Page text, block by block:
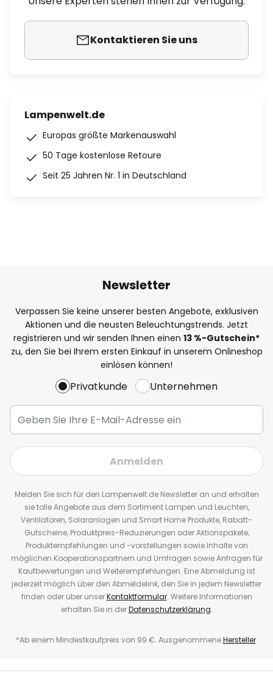
Kontaktieren Sie uns
Lampenwelt.de
Europas größte Markenauswahl
50 Tage kostenlose Retoure
Seit 25 Jahren Nr. 1 in Deutschland
Newsletter
Verpassen Sie keine unserer besten Angebote, exklusiven
Aktionen und die neusten Beleuchtungstrends. Jetzt
registrieren und wir senden Ihnen einen 13 %-Gutschein*
zu, den Sie bei Ihrem ersten Einkauf in unserem Onlineshop
einlösen können!
Privatkunde Unternehmen
Anmelden
Melden Sie sich für den Lampenwelt.de Newsletter an und erhalten
sie tolle Angebote aus dem Sortiment Lampen und Leuchten,
Ventilatoren, Solaranlagen und Smart Home Produkte, Rabatt-
Gutscheine, Produktpreis-Reduzierungen oder Aktionspakete,
Produktempfehlungen und -vorstellungen sowie Inhalte von
möglichen Kooperationspartnern und Umfragen sowie Anfragen für
Kaufbewertungen und Weiterempfehlungen. Eine Abmeldung ist
jederzeit möglich über den Abmeldelink, den Sie in jedem Newsletter
finden oder über unserKontaktformular. Weitere Informationen
erhalten Sie in derDatenschutzerklärung.
*Ab einem Mindestkaufpreis von 99 €. AusgenommeneHersteller.